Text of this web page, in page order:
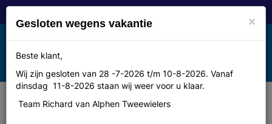
Toggle
navigation
MENU
Balhoofdstel Xlc evo 11/8 int 42mm
×
Gesloten wegens vakantie
Beste klant,
Wij zijn gesloten van 28 -7-2026 t/m 10-8-2026. Vanaf
dinsdag 11-8-2026 staan wij weer voor u klaar.
Team Richard van Alphen Tweewielers